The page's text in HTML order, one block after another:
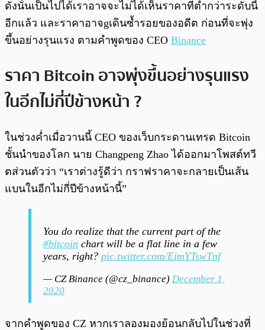
ดังนั้นเป็นไปได้เราอาจจะไม่ได้เห็นราคาที่ต่ำกว่าระดับนี้
อีกแล้ว และราคาอาจgเดินซ้ำรอยของอดีต ก่อนที่จะพุ่ง
ขึ้นอย่างรุนแรง ตามคำพูดของ CEO Binance
ราคา Bitcoin อาจพุ่งขึ้นอย่างรุนแรง
ในอีกไม่กี่ปีข้างหน้า ?
ในช่วงค่ำเมื่อวานนี้ CEO ของเว็บกระดานเทรด Bitcoin
ชั้นนำของโลก นาย Changpeng Zhao ได้ออกมาโพสต์ทวี
ตส่วนตัวว่า “เราต่างรู้ดีว่า กราฟราคาจะกลายเป็นเส้น
แบนในอีกไม่กี่ปีข้างหน้านี้”
You do realize that the current part of the
#bitcoin chart will be a flat line in a few
years, right? pic.twitter.com/EimYTswTnf
— CZ Binance (@cz_binance) December 1,
2020
จากคำพูดของ CZ หากเราลองมองย้อนกลับไปในช่วงที่